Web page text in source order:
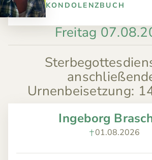
KONDOLENZBUCH
Freitag
Urnenbeisetzung:
Ingeborg
01.08.2026